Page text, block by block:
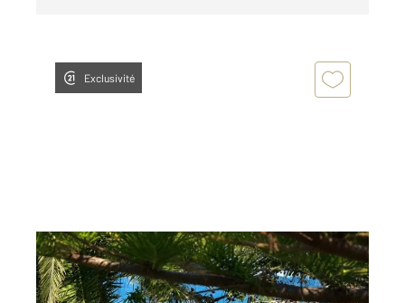
Exclusivité
ST FLORENT 202
420 m2, 12 pièces
Ref : 3319